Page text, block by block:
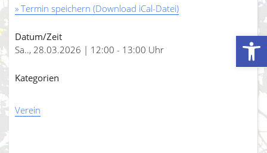
Werkzeugleiste öffnen
» Termin speichern (Download iCal-Datei)
Datum/Zeit
Sa.., 28.03.2026 | 12:00 - 13:00 Uhr
Kategorien
Verein